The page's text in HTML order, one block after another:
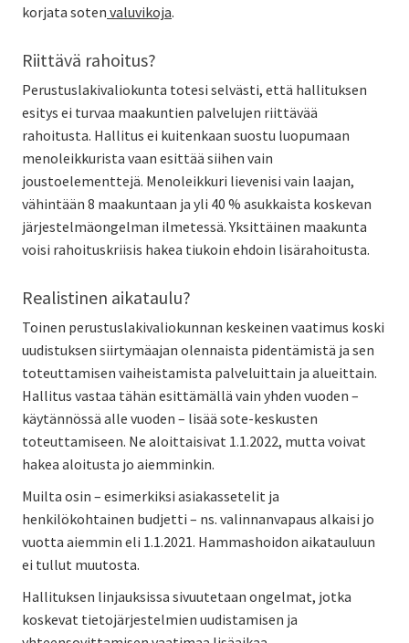
korjata soten valuvikoja.
Riittävä rahoitus?
Perustuslakivaliokunta totesi selvästi, että hallituksen
esitys ei turvaa maakuntien palvelujen riittävää
rahoitusta. Hallitus ei kuitenkaan suostu luopumaan
menoleikkurista vaan esittää siihen vain
joustoelementtejä. Menoleikkuri lievenisi vain laajan,
vähintään 8 maakuntaan ja yli 40 % asukkaista koskevan
järjestelmäongelman ilmetessä. Yksittäinen maakunta
voisi rahoituskriisis hakea tiukoin ehdoin lisärahoitusta.
Realistinen aikataulu?
Toinen perustuslakivaliokunnan keskeinen vaatimus koski
uudistuksen siirtymäajan olennaista pidentämistä ja sen
toteuttamisen vaiheistamista palveluittain ja alueittain.
Hallitus vastaa tähän esittämällä vain yhden vuoden –
käytännössä alle vuoden – lisää sote-keskusten
toteuttamiseen. Ne aloittaisivat 1.1.2022, mutta voivat
hakea aloitusta jo aiemminkin.
Muilta osin – esimerkiksi asiakassetelit ja
henkilökohtainen budjetti – ns. valinnanvapaus alkaisi jo
vuotta aiemmin eli 1.1.2021. Hammashoidon aikatauluun
ei tullut muutosta.
Hallituksen linjauksissa sivuutetaan ongelmat, jotka
koskevat tietojärjestelmien uudistamisen ja